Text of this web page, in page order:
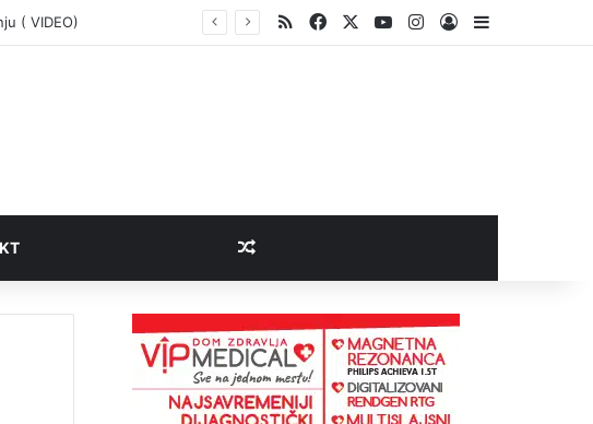
( VIDEO) RSSFacebookYouTubeInstagram
Log InSidebar
Random Article